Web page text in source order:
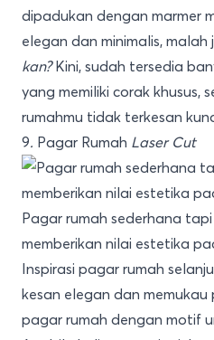
dipadukan dengan marmer
elegan dan minimalis, malah
kan?Kini, sudah tersedia
yang memiliki corak khusus,
rumahmu tidak terkesan
9. Pagar Rumah Laser Cut
Pagar rumah sederhana
memberikan nilai estetika
Inspirasi pagar rumah
kesan elegan dan
pagar rumah dengan motif